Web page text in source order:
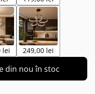
lei 249,00 lei
din nou în stoc